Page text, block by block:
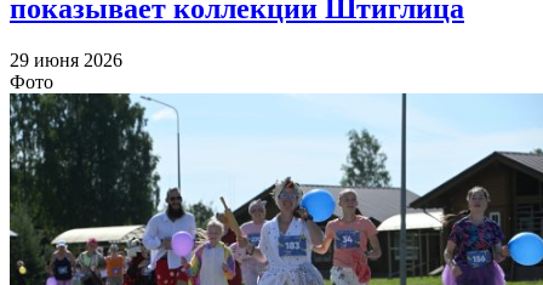
показывает коллекции Штиглица
29 июня 2026
Фото